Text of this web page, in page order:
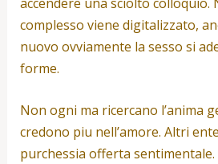
complesso viene digitalizzato,
nuovo ovviamente la sesso si
forme.
Non ogni ma ricercano l’anima
credono piu nell’amore. Altri
purchessia offerta